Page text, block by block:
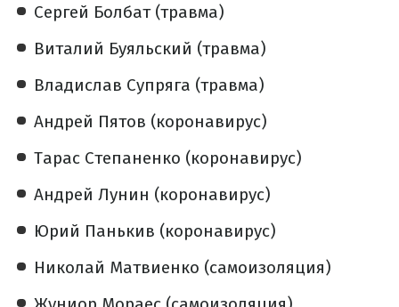
Сергей Болбат (травма)
Виталий Буяльский (травма)
Владислав Супряга (травма)
Андрей Пятов (коронавирус)
Тарас Степаненко (коронавирус)
Андрей Лунин (коронавирус)
Юрий Панькив (коронавирус)
Николай Матвиенко (самоизоляция)